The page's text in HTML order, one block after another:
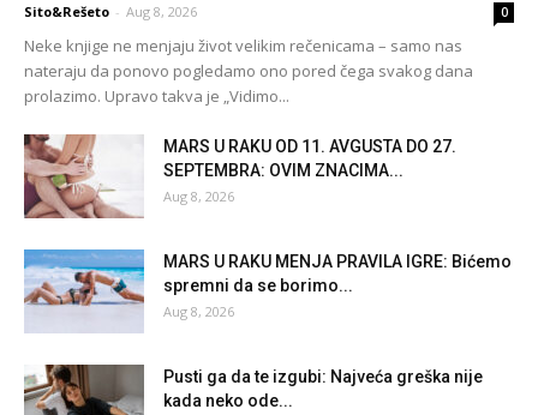
Sito&Rešeto - Aug 8, 2026 0
Neke knjige ne menjaju život velikim rečenicama – samo nas
nateraju da ponovo pogledamo ono pored čega svakog dana
prolazimo. Upravo takva je „Vidimo...
MARS U RAKU OD 11. AVGUSTA DO 27.
SEPTEMBRA: OVIM ZNACIMA...
Aug 8, 2026
MARS U RAKU MENJA PRAVILA IGRE: Bićemo
spremni da se borimo...
Aug 8, 2026
Pusti ga da te izgubi: Najveća greška nije
kada neko ode...